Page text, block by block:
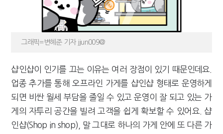
반도체·AI로봇 국내 생산땐 세금 깎아준다
그래픽=변혜준 기자 jjun009@
샵인샵이 인기를 끄는 이유는 여러 장점이 있기 때문인데요.
업종 추가를 통해 오프라인 가게를 샵인샵 형태로 운영하게
되면 비싼 월세 부담을 줄일 수 있고 운영이 잘 되고 있는 가
게의 자투리 공간을 빌려 고객을 쉽게 확보할 수 있어요. 샵
인샵(Shop in shop), 말 그대로 하나의 가게 안에 또 다른 가